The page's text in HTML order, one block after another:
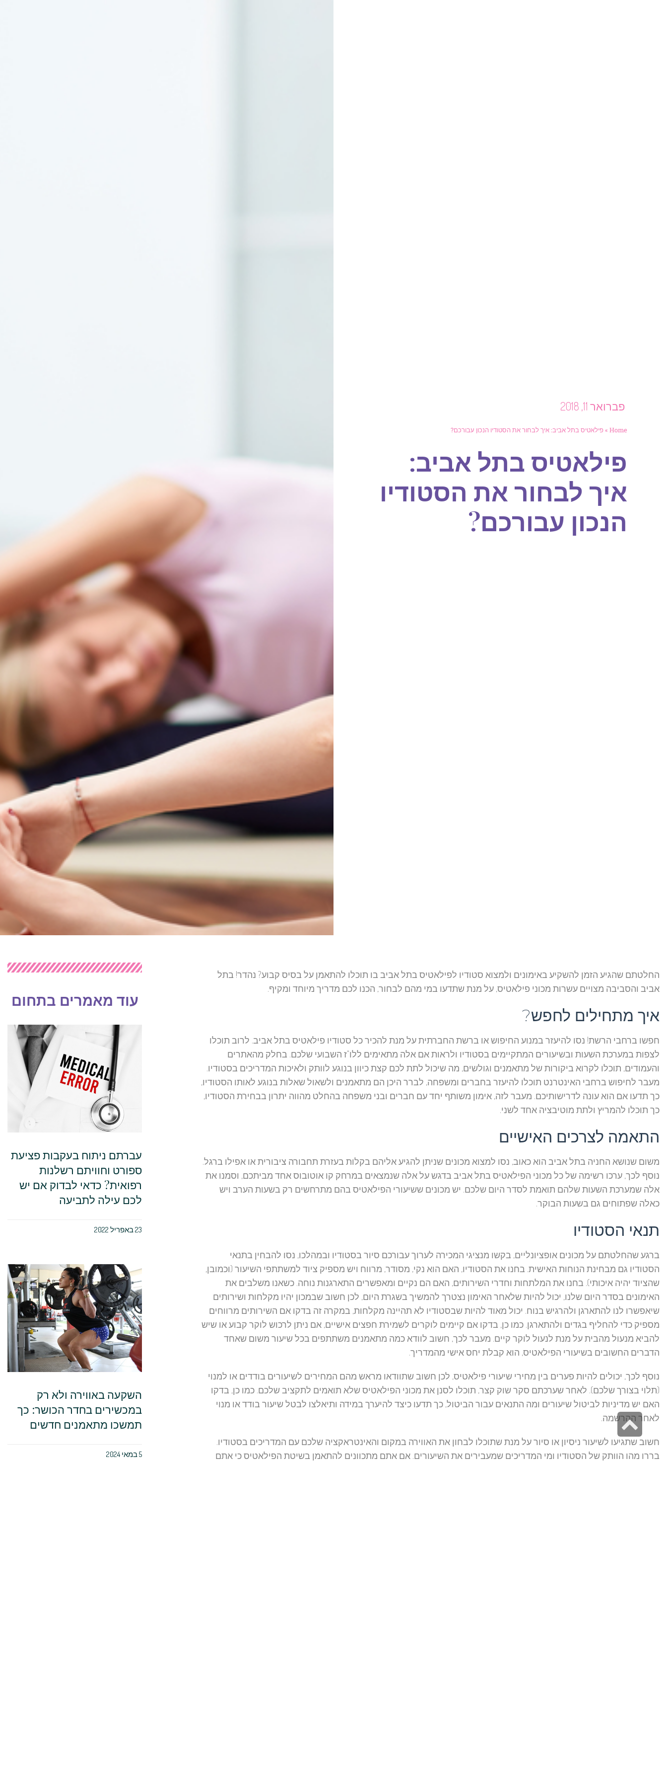
פברואר 11, 2018
Home
»פילאטיס בתל אביב: איך לבחור את הסטודיו הנכון עבורכם?
פילאטיס בתל אביב:
איך לבחור את הסטודיו
הנכון עבורכם?
החלטתם שהגיע הזמן להשקיע באימונים ולמצוא סטודיו לפילאטיס בתל אביב בו תוכלו להתאמן על בסיס קבוע? נהדר! בתל
אביב והסביבה מצויים עשרות מכוני פילאטיס, על מנת שתדעו במי מהם לבחור, הכנו לכם מדריך מיוחד ומקיף.
איך מתחילים לחפש?
חפשו ברחבי הרשת! נסו להיעזר במנוע החיפוש או ברשת החברתית על מנת להכיר כל סטודיו פילאטיס בתל אביב. לרוב תוכלו
לצפות במערכת השעות ובשיעורים המתקיימים בסטודיו ולראות אם אלה מתאימים ללו"ז השבועי שלכם. בחלק מהאתרים
והעמודים, תוכלו לקרוא ביקורות של מתאמנים וגולשים, מה שיכול לתת לכם קצת כיוון בנוגע לוותק ולאיכות המדריכים בסטודיו.
מעבר לחיפוש ברחבי האינטרנט תוכלו להיעזר בחברים ומשפחה, לברר היכן הם מתאמנים ולשאול שאלות בנוגע לאותו הסטודיו,
כך תדעו אם הוא עונה לדרישותיכם. מעבר לזה, אימון משותף יחד עם חברים ובני משפחה בהחלט מהווה יתרון בבחירת הסטודיו,
כך תוכלו להמריץ ולתת מוטיבציה אחד לשני.
התאמה לצרכים האישיים
משום שנושא החניה בתל אביב הוא כאוב, נסו למצוא מכונים שניתן להגיע אליהם בקלות בעזרת תחבורה ציבורית או אפילו ברגל.
נוסף לכך, ערכו רשימה של כל מכוני הפילאטיס בתל אביב בדגש על אלה שנמצאים במרחק קו אוטובוס אחד מביתכם, וסמנו את
אלה שמערכת השעות שלהם תואמת לסדר היום שלכם. יש מכונים ששיעורי הפילאטיס בהם מתרחשים רק בשעות הערב ויש
כאלה שפתוחים גם בשעות הבוקר.
תנאי הסטודיו
ברגע שהחלטתם על מכונים אופציונליים, בקשו מנציגי המכירה לערוך עבורכם סיור בסטודיו ובמהלכו, נסו להבחין בתנאי
הסטודיו גם מבחינת הנוחות האישית. בחנו את הסטודיו, האם הוא נקי, מסודר, מרווח ויש מספיק ציוד למשתתפי השיעור (וכמובן,
שהציוד יהיה איכותי). בחנו את המלתחות וחדרי השירותים, האם הם נקיים ומאפשרים התארגנות נוחה. כשאנו משלבים את
האימונים בסדר היום שלנו, יכול להיות שלאחר האימון נצטרך להמשיך בשגרת היום, לכן חשוב שבמכון יהיו מקלחות ושירותים
שיאפשרו לנו להתארגן ולהרגיש בנוח. יכול מאוד להיות שבסטודיו לא תהיינה מקלחות, במקרה זה בדקו אם השירותים מרווחים
מספיק כדי להחליף בגדים ולהתארגן. כמו כן, בדקו אם קיימים לוקרים לשמירת חפצים אישיים, אם ניתן לרכוש לוקר קבוע או שיש
להביא מנעול מהבית על מנת לנעול לוקר קיים. מעבר לכך, חשוב לוודא כמה מתאמנים משתתפים בכל שיעור משום שאחד
הדברים החשובים בשיעורי הפילאטיס, הוא קבלת יחס אישי מהמדריך.
נוסף לכך, יכולים להיות פערים בין מחירי שיעורי פילאטיס, לכן חשוב שתוודאו מראש מהם המחירים לשיעורים בודדים או למנוי
(תלוי בצורך שלכם). לאחר שערכתם סקר שוק קצר, תוכלו לסנן את מכוני הפילאטיס שלא תואמים לתקציב שלכם. כמו כן, בדקו
האם יש מדיניות לביטול שיעורים ומה התנאים עבור הביטול, כך תדעו כיצד להיערך במידה ותיאלצו לבטל שיעור בודד או מנוי
לאחר ההרשמה.
חשוב שתגיעו לשיעור ניסיון או סיור על מנת שתוכלו לבחון את האווירה במקום והאינטראקציה שלכם עם המדריכים בסטודיו.
בררו מהו הוותק של הסטודיו ומי המדריכים שמעבירים את השיעורים. אם אתם מתכוונים להתאמן בשיטת הפילאטיס כי אתם
עוד מאמרים בתחום
עברתם ניתוח בעקבות פציעת
ספורט וחוויתם רשלנות
רפואית? כדאי לבדוק אם יש
לכם עילה לתביעה
23 באפריל 2022
השקעה באווירה ולא רק
במכשירים בחדר הכושר: כך
תמשכו מתאמנים חדשים
5 במאי 2024
גלילה
לראש
העמוד